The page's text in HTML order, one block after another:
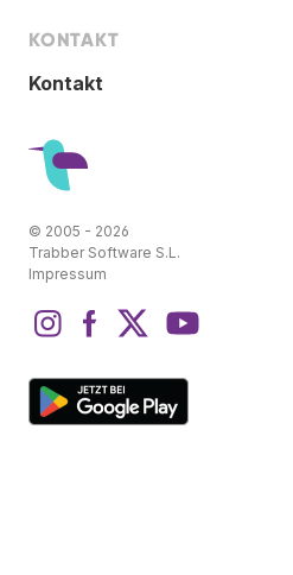
KONTAKT
Kontakt
© 2005 - 2026
Trabber Software S.L.
Impressum